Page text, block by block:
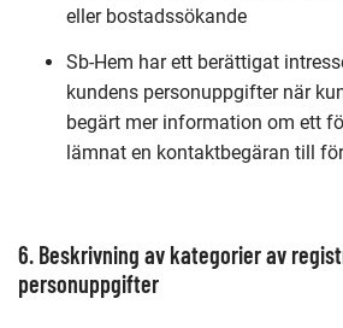
eller bostadssökande
Sb-Hem har ett berättigat
kundens personuppgifter när
begärt mer information om ett
lämnat en kontaktbegäran till
6. Beskrivning av kategorier av
personuppgifter